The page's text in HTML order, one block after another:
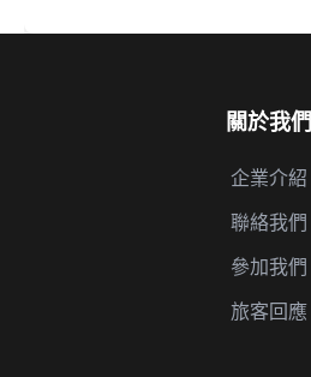
關於我們
企業介紹
聯絡我們
參加我們
旅客回應